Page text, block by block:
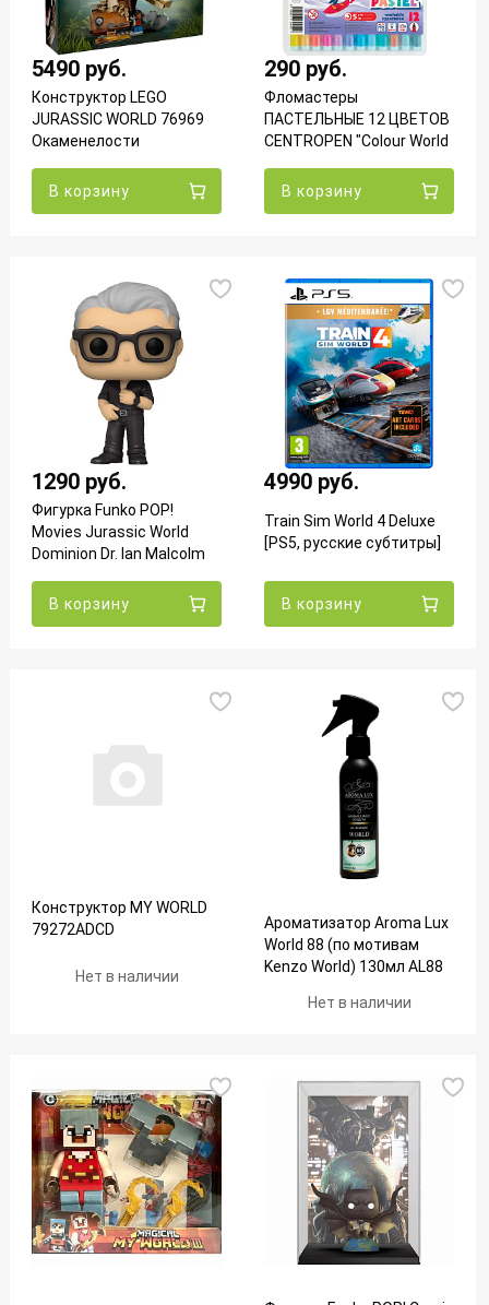
5490 руб.
Конструктор LEGO
JURASSIC WORLD 76969
Окаменелости
трицератопса
В корзину
290 руб.
Фломастеры
ПАСТЕЛЬНЫЕ 12 ЦВЕТОВ
CENTROPEN "Colour World
В корзину
1290 руб.
Фигурка Funko POP!
Movies Jurassic World
Dominion Dr. Ian Malcolm
В корзину
4990 руб.
Train Sim World 4 Deluxe
[PS5, русские субтитры]
В корзину
Конструктор MY WORLD
79272ADCD
Нет в наличии
Ароматизатор Aroma Lux
World 88 (по мотивам
Kenzo World) 130мл AL88
Нет в наличии